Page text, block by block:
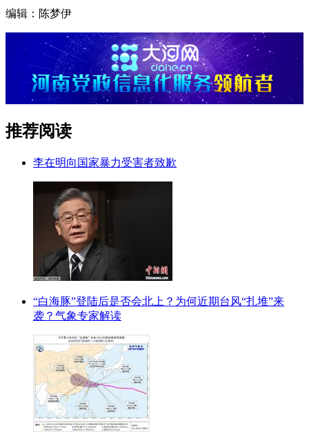
编辑：陈梦伊
推荐阅读
李在明向国家暴力受害者致歉
“白海豚”登陆后是否会北上？为何近期台风“扎堆”来
袭？气象专家解读